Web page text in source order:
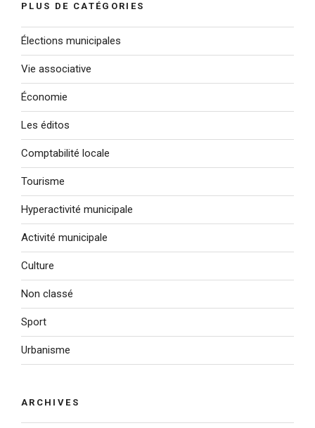
PLUS DE CATÉGORIES
Élections municipales
Vie associative
Économie
Les éditos
Comptabilité locale
Tourisme
Hyperactivité municipale
Activité municipale
Culture
Non classé
Sport
Urbanisme
ARCHIVES